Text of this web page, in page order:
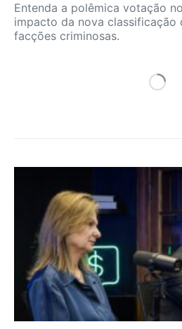
Entenda a polêmica votação
impacto da nova classificação
facções criminosas.